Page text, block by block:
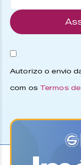
Autorizo o envio
com os Termos